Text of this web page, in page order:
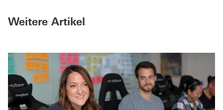
Weitere Artikel